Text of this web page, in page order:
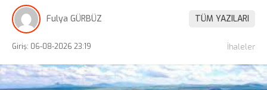
Fulya GÜRBÜZ TÜM YAZILARI
Giriş: 06-08-2026 23:19 İhaleler